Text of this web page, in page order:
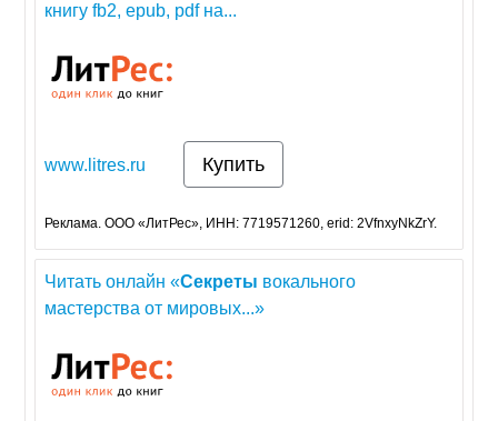
книгу fb2, epub, pdf на...
www.litres.ru Купить
Реклама. ООО «ЛитРес», ИНН: 7719571260, erid: 2VfnxyNkZrY.
Читать онлайн «Секреты вокального
мастерства от мировых...»